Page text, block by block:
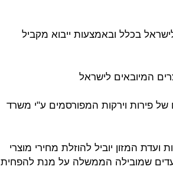
בכלל ובאמצעות ייבוא מקביל
המיובאים לישראל
של פירות וירקות המפורסמים ע"י משרד
המזון יוביל להוזלת מחירי מוצרי
שמובילה הממשלה על מנת להפחית